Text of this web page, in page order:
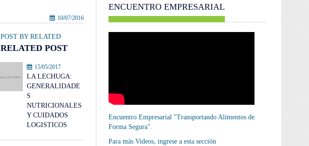
10/07/2016
POST BY RELATED
RELATED POST
15/05/2017
LA LECHUGA:
GENERALIDADE
S
NUTRICIONALES
Y CUIDADOS
LOGISTICOS
ENCUENTRO EMPRESARIAL
Encuentro Empresarial "Transportando Alimentos de
Forma Segura".
Para más Videos, ingrese a esta sección